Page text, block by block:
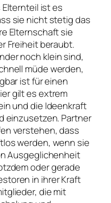
ist es
sie nicht stetig das
Elternschaft sie
Freiheit beraubt.
noch klein sind,
müde werden,
ist für einen
gilt es extrem
und die Ideenkraft
einzusetzen. Partner
verstehen, dass
werden, wenn sie
Ausgeglichenheit
oder gerade
in ihrer Kraft
die mit